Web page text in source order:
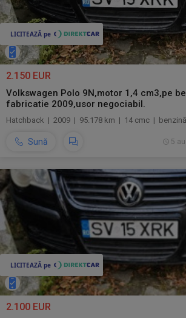
2.150 EUR
Volkswagen Polo 9N,motor 1,4 cm3,pe
fabricatie 2009,usor negociabil.
Hatchback | 2009 | 95.178 km | 14 cmc | benzină
Sună 5
2.100 EUR